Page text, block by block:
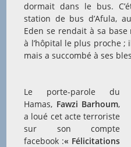
dormait dans le bus.
station de bus d’Afula,
Eden se rendait à sa
à l’hôpital le plus proche ;
mais a succombé à ses
Le porte-parole du
Hamas, Fawzi Barhoum,
a loué cet acte terroriste
sur son compte
facebook :« Félicitations